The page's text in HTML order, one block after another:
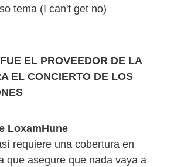
tema (I can't get no)
EL PROVEEDOR DE LA
EL CONCIERTO DE LOS
LoxamHune
requiere una cobertura en
que asegure que nada vaya a